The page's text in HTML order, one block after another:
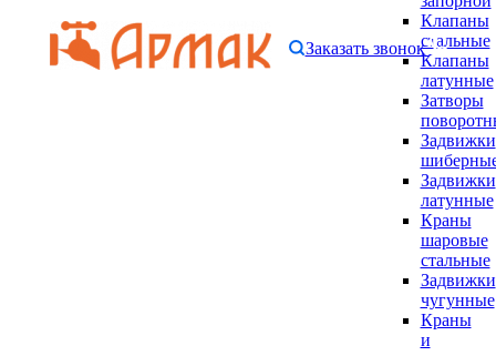
Клапаны
стальные
Клапаны
латунные
Затворы
Задвижки
Задвижки
латунные
Краны
шаровые
стальные
Задвижки
чугунные
Краны
и
Заказать звонок